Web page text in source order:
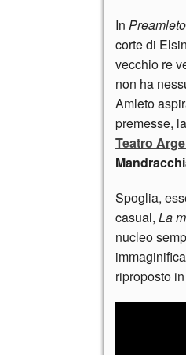
In Preamleto
corte di
vecchio re
non ha
Amleto
premesse,
Teatro
Spoglia,
casual, La
nucleo
riproposto